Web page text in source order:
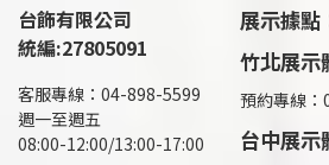
台飾有限公司
統編:27805091
客服專線：04-898-5599
週一至週五
08:00-12:00/13:00-17:00
展示據點
竹北展示
預約專線
台中展示